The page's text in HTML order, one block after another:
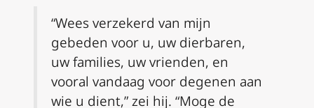
“Wees verzekerd van mijn
gebeden voor u, uw dierbaren,
uw families, uw vrienden, en
vooral vandaag voor degenen aan
wie u dient,” zei hij. “Moge de